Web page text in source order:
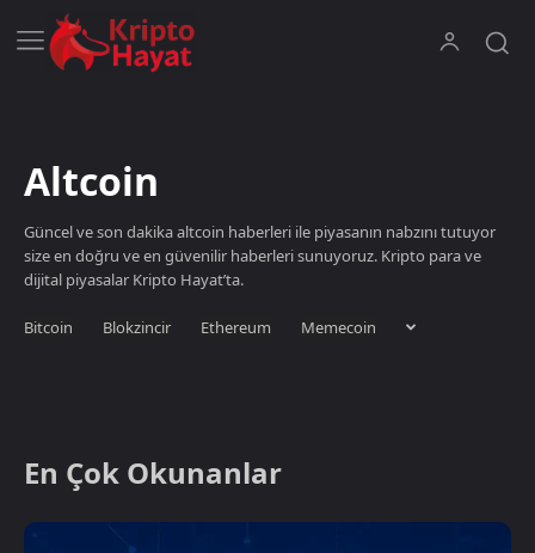
Altcoin
Güncel ve son dakika altcoin haberleri ile piyasanın nabzını tutuyor
size en doğru ve en güvenilir haberleri sunuyoruz. Kripto para ve
dijital piyasalar Kripto Hayat’ta.
Bitcoin Blokzincir Ethereum Memecoin
En Çok Okunanlar